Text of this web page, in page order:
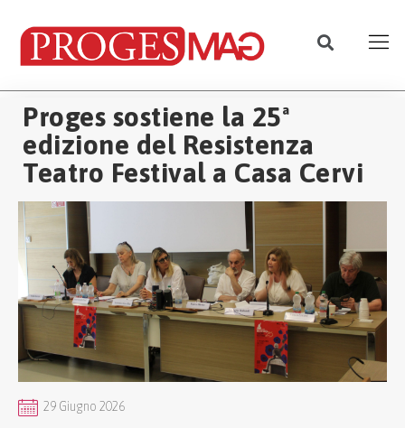
Proges sostiene la 25ª
edizione del Resistenza
Teatro Festival a Casa Cervi
29 Giugno 2026